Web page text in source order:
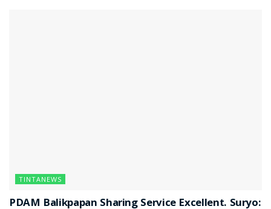
TINTANEWS
PDAM Balikpapan Sharing Service Excellent. Suryo: